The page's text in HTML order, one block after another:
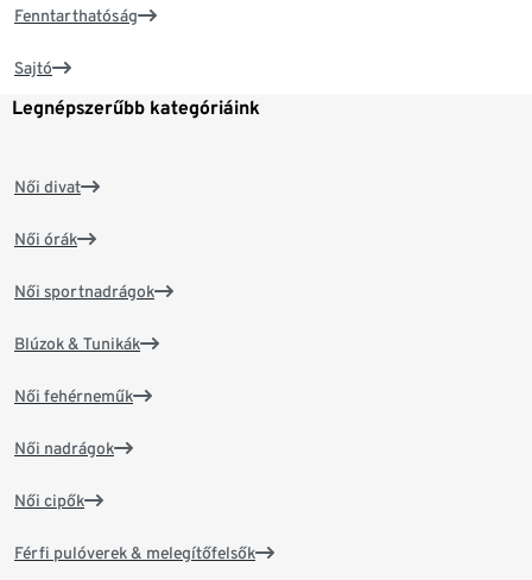
Fenntarthatóság
Sajtó
Legnépszerűbb kategóriáink
Női divat
Női órák
Női sportnadrágok
Blúzok & Tunikák
Női fehérneműk
Női nadrágok
Női cipők
Férfi pulóverek & melegítőfelsők